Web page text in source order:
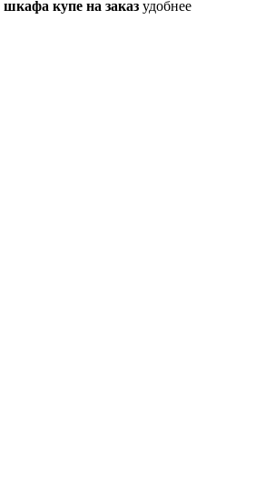
шкафа купе на заказ удобнее